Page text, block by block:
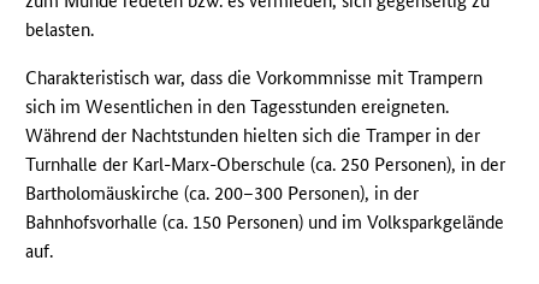
belasten.
Charakteristisch war, dass die Vorkommnisse mit Trampern
sich im Wesentlichen in den Tagesstunden ereigneten.
Während der Nachtstunden hielten sich die Tramper in der
Turnhalle der Karl-Marx-Oberschule (ca. 250 Personen), in der
Bartholomäuskirche (ca. 200–300 Personen), in der
Bahnhofsvorhalle (ca. 150 Personen) und im Volksparkgelände
auf.